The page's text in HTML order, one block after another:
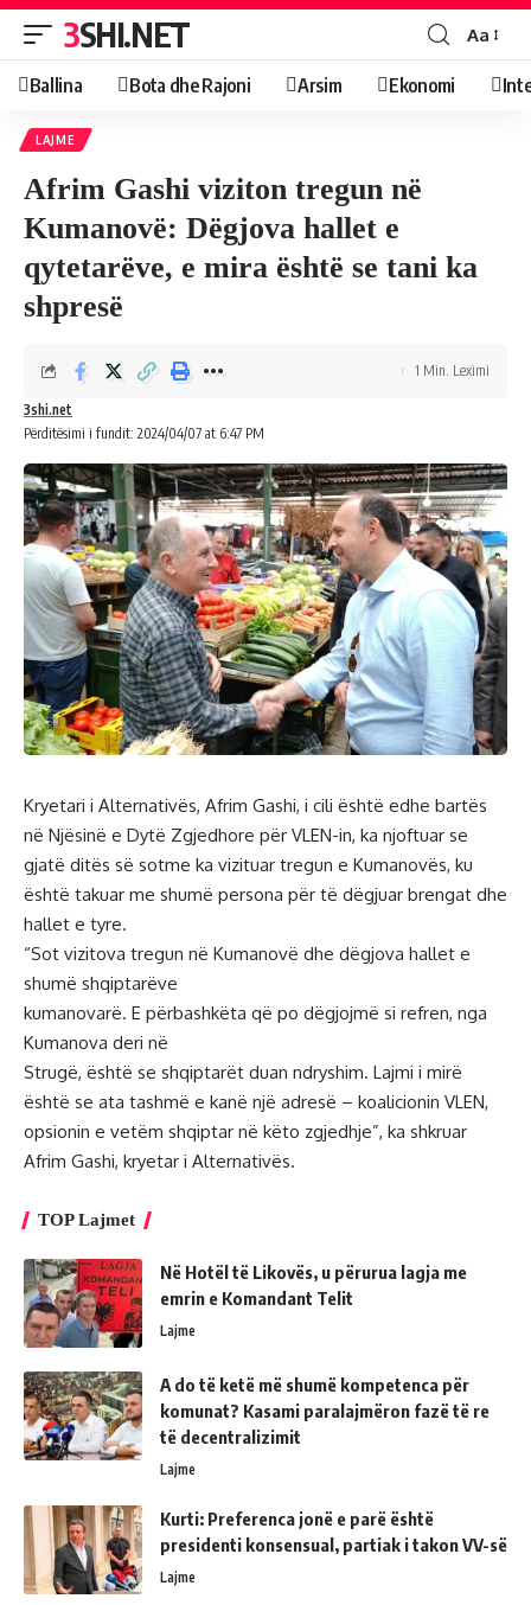
3SHI.NET Aa
Ballina Bota dhe Rajoni Arsim Ekonomi
LAJME
Afrim Gashi viziton tregun në
Kumanovë: Dëgjova hallet e
qytetarëve, e mira është se tani ka
shpresë
Përditësimi i fundit: 2024/04/07 at 6:47 PM
3shi.net
1 Min. Leximi
Kryetari i Alternativës, Afrim Gashi, i cili është edhe bartës
në Njësinë e Dytë Zgjedhore për VLEN-in, ka njoftuar se
gjatë ditës së sotme ka vizituar tregun e Kumanovës, ku
është takuar me shumë persona për të dëgjuar brengat dhe
hallet e tyre.
“Sot vizitova tregun në Kumanovë dhe dëgjova hallet e
shumë shqiptarëve
kumanovarë. E përbashkëta që po dëgjojmë si refren, nga
Kumanova deri në
Strugë, është se shqiptarët duan ndryshim. Lajmi i mirë
është se ata tashmë e kanë një adresë – koalicionin VLEN,
opsionin e vetëm shqiptar në këto zgjedhje”, ka shkruar
Afrim Gashi, kryetar i Alternativës.
TOP Lajmet
Në Hotël të Likovës, u përurua lagja me
emrin e Komandant Telit
Lajme
A do të ketë më shumë kompetenca për
komunat? Kasami paralajmëron fazë të re
të decentralizimit
Lajme
Kurti: Preferenca jonë e parë është
presidenti konsensual, partiak i takon VV-së
Lajme